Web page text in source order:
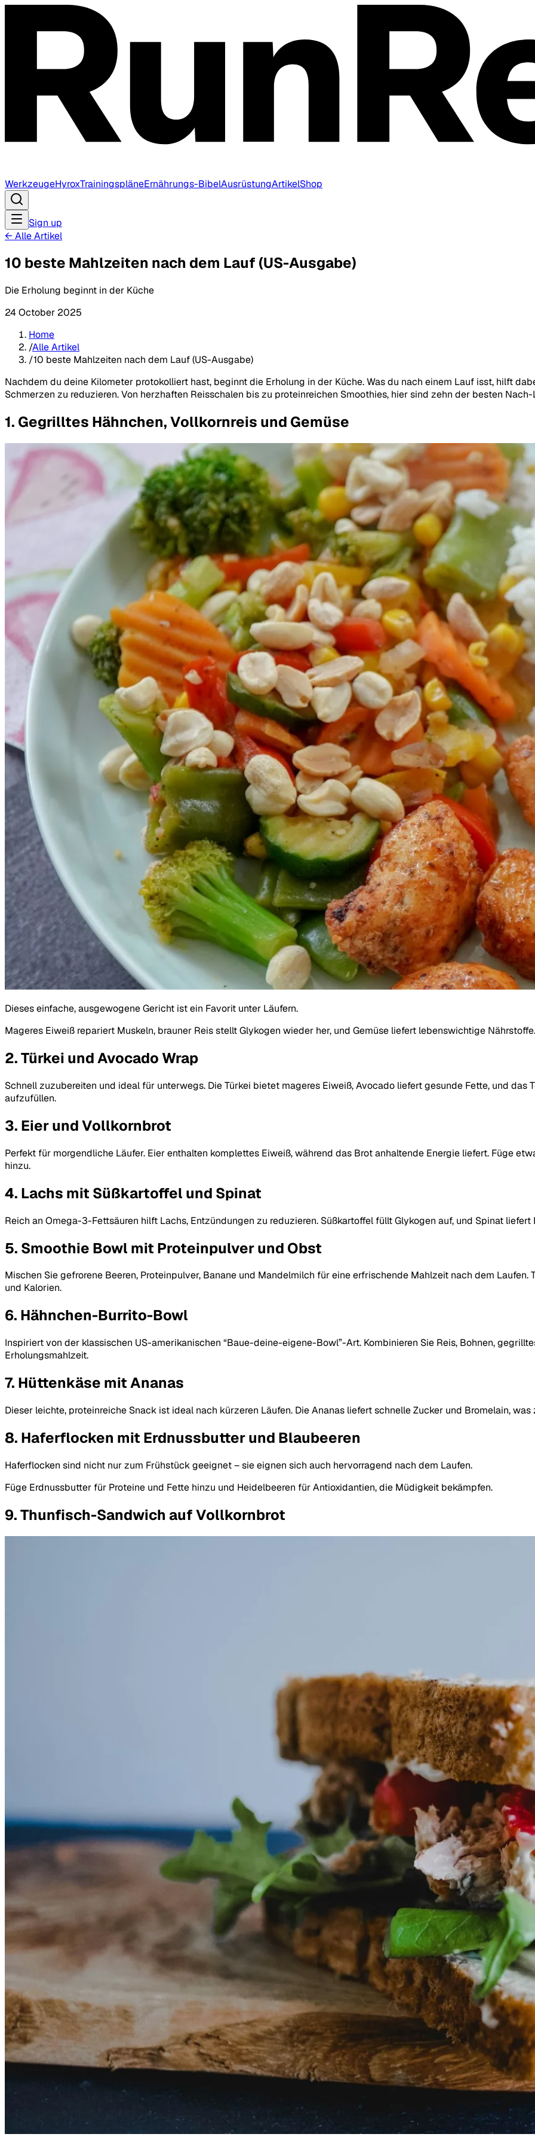
WerkzeugeHyroxTrainingspläneErnährungs-BibelAusrüstungArtikelShop
Sign up
← Alle Artikel
10 beste Mahlzeiten nach dem Lauf (US-Ausgabe)
Die Erholung beginnt in der Küche
24 October 2025
Home
/Alle Artikel
/10 beste Mahlzeiten nach dem Lauf (US-Ausgabe)
Nachdem du deine Kilometer protokolliert hast, beginnt die Erholung in der Küche. Was du nach einem Lauf isst, hilft
Schmerzen zu reduzieren. Von herzhaften Reisschalen bis zu proteinreichen Smoothies, hier sind zehn der besten
1. Gegrilltes Hähnchen, Vollkornreis und Gemüse
Dieses einfache, ausgewogene Gericht ist ein Favorit unter Läufern.
Mageres Eiweiß repariert Muskeln, brauner Reis stellt Glykogen wieder her, und Gemüse liefert lebenswichtige Nährstoffe.
2. Türkei und Avocado Wrap
Schnell zuzubereiten und ideal für unterwegs. Die Türkei bietet mageres Eiweiß, Avocado liefert gesunde Fette, und das
aufzufüllen.
3. Eier und Vollkornbrot
Perfekt für morgendliche Läufer. Eier enthalten komplettes Eiweiß, während das Brot anhaltende Energie liefert. Füge
hinzu.
4. Lachs mit Süßkartoffel und Spinat
Reich an Omega-3-Fettsäuren hilft Lachs, Entzündungen zu reduzieren. Süßkartoffel füllt Glykogen auf, und Spinat liefert
5. Smoothie Bowl mit Proteinpulver und Obst
Mischen Sie gefrorene Beeren, Proteinpulver, Banane und Mandelmilch für eine erfrischende Mahlzeit nach dem
und Kalorien.
6. Hähnchen-Burrito-Bowl
Inspiriert von der klassischen US-amerikanischen “Baue-deine-eigene-Bowl”-Art. Kombinieren Sie Reis, Bohnen,
Erholungsmahlzeit.
7. Hüttenkäse mit Ananas
Dieser leichte, proteinreiche Snack ist ideal nach kürzeren Läufen. Die Ananas liefert schnelle Zucker und Bromelain,
8. Haferflocken mit Erdnussbutter und Blaubeeren
Haferflocken sind nicht nur zum Frühstück geeignet – sie eignen sich auch hervorragend nach dem Laufen.
Füge Erdnussbutter für Proteine und Fette hinzu und Heidelbeeren für Antioxidantien, die Müdigkeit bekämpfen.
9. Thunfisch-Sandwich auf Vollkornbrot